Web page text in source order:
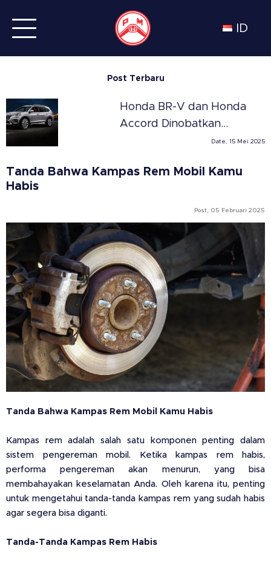
ID
Tanda Bahwa Kampas Rem Mobil Kamu
Habis
Post, 05 Februari 2025
Tanda Bahwa Kampas Rem Mobil Kamu Habis
Kampas rem adalah salah satu komponen penting dalam
sistem pengereman mobil. Ketika kampas rem habis,
performa pengereman akan menurun, yang bisa
membahayakan keselamatan Anda. Oleh karena itu, penting
untuk mengetahui tanda-tanda kampas rem yang sudah habis
agar segera bisa diganti.
Tanda-Tanda Kampas Rem Habis
Post Terbaru
Honda BR-V dan Honda
Accord Dinobatkan
Sebagai SUV dan Sedan
Meksiko versi Automovil
Date, 15 Mei 2025